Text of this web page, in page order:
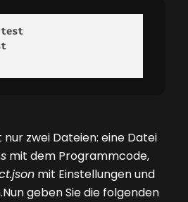
test
zwei Dateien: eine Datei
mit dem Programmcode,
mit Einstellungen und
geben Sie die folgenden